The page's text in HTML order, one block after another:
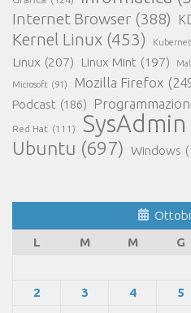
Internet Browser (388)
Kernel Linux (453)
Linux (207) Linux Mint (197)
Microsoft (91) Mozilla Firefox
Podcast (186)
Red Hat (111) SysAdmin
Ubuntu (697) Windows
L
M M G
2
3 4 5